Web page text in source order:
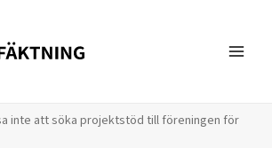
inte att söka projektstöd till föreningen för